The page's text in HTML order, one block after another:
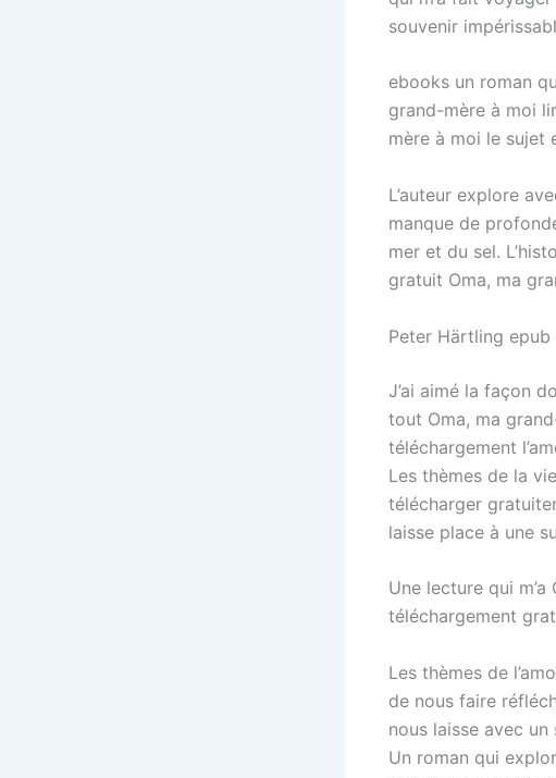
souvenir
ebooks un roman
grand-mère à moi
mère à moi le sujet
L’auteur explore
manque de
mer et du sel.
gratuit Oma, ma
Peter Härtling
J’ai aimé la façon
tout Oma, ma
téléchargement
Les thèmes de la
télécharger
laisse place à une
Une lecture qui
téléchargement
Les thèmes de
de nous faire
nous laisse avec un
Un roman qui